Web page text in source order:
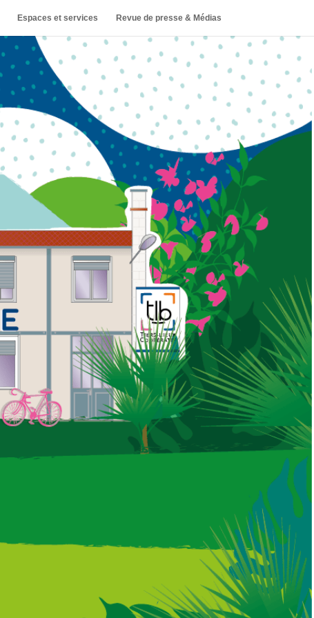
Espaces et services Revue de presse & Médias